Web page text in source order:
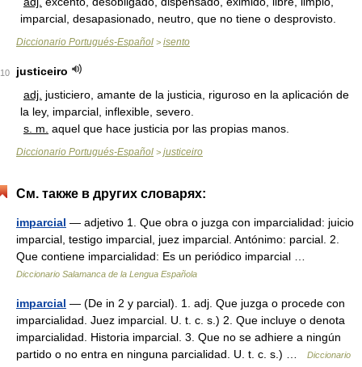
imparcial, desapasionado, neutro, que no tiene o desprovisto.
Diccionario Portugués-Español > isento
10
justiceiro
adj. justiciero, amante de la justicia, riguroso en la aplicación de
la ley, imparcial, inflexible, severo.
s. m. aquel que hace justicia por las propias manos.
Diccionario Portugués-Español > justiceiro
См. также в других словарях:
imparcial — adjetivo 1. Que obra o juzga con imparcialidad: juicio
imparcial, testigo imparcial, juez imparcial. Antónimo: parcial. 2.
Que contiene imparcialidad: Es un periódico imparcial …
Diccionario Salamanca de la Lengua Española
imparcial — (De in 2 y parcial). 1. adj. Que juzga o procede con
imparcialidad. Juez imparcial. U. t. c. s.) 2. Que incluye o denota
imparcialidad. Historia imparcial. 3. Que no se adhiere a ningún
partido o no entra en ninguna parcialidad. U. t. c. s.) …
Diccionario